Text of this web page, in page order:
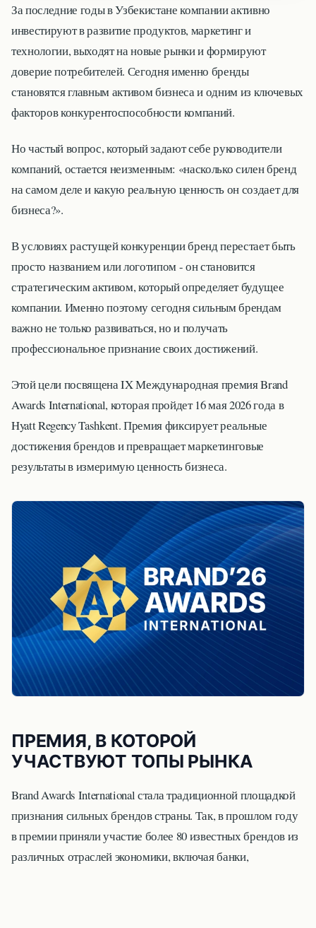
За последние годы в Узбекистане компании активно
инвестируют в развитие продуктов, маркетинг и
технологии, выходят на новые рынки и формируют
доверие потребителей. Сегодня именно бренды
становятся главным активом бизнеса и одним из ключевых
факторов конкурентоспособности компаний.
Но частый вопрос, который задают себе руководители
компаний, остается неизменным: «насколько силен бренд
на самом деле и какую реальную ценность он создает для
бизнеса?».
В условиях растущей конкуренции бренд перестает быть
просто названием или логотипом - он становится
стратегическим активом, который определяет будущее
компании. Именно поэтому сегодня сильным брендам
важно не только развиваться, но и получать
профессиональное признание своих достижений.
Этой цели посвящена IX Международная премия Brand
Awards International, которая пройдет 16 мая 2026 года в
Hyatt Regency Tashkent. Премия фиксирует реальные
достижения брендов и превращает маркетинговые
результаты в измеримую ценность бизнеса.
ПРЕМИЯ, В КОТОРОЙ
УЧАСТВУЮТ ТОПЫ РЫНКА
Brand Awards International стала традиционной площадкой
признания сильных брендов страны. Так, в прошлом году
в премии приняли участие более 80 известных брендов из
различных отраслей экономики, включая банки,